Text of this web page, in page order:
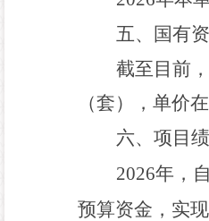
五、国有
截至目前
（套），单价在
六、项目
2026年，
预算资金 ，实